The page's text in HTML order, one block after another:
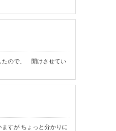
たので、 開けさせてい
すが ちょっと分かりに